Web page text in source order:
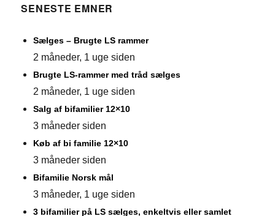
SENESTE EMNER
Sælges – Brugte LS rammer
2 måneder, 1 uge siden
Brugte LS-rammer med tråd sælges
2 måneder, 1 uge siden
Salg af bifamilier 12×10
3 måneder siden
Køb af bi familie 12×10
3 måneder siden
Bifamilie Norsk mål
3 måneder, 1 uge siden
3 bifamilier på LS sælges, enkeltvis eller samlet